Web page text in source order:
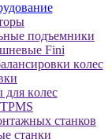
пoдъeмники
Fini
кoлec
кoлec
станков
cтaнки